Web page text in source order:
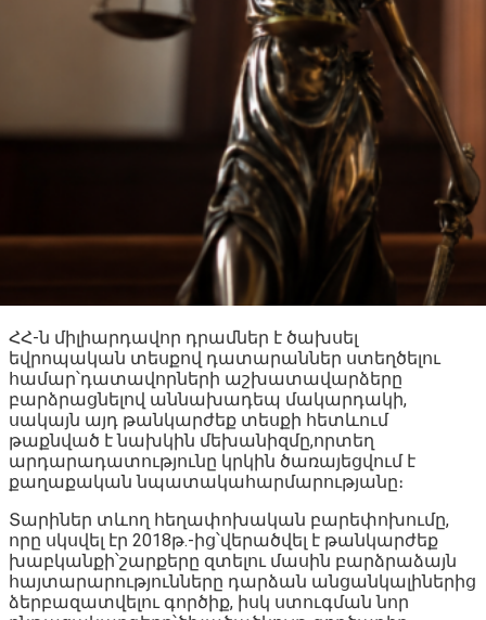
ՀՀ-ն միլիարդավոր դրամներ է ծախսել
եվրոպական տեսքով դատարաններ ստեղծելու
համար՝դատավորների աշխատավարձերը
բարձրացնելով աննախադեպ մակարդակի,
սակայն այդ թանկարժեք տեսքի հետևում
թաքնված է նախկին մեխանիզմը,որտեղ
արդարադատությունը կրկին ծառայեցվում է
քաղաքական նպատակահարմարությանը։
Տարիներ տևող հեղափոխական բարեփոխումը,
որը սկսվել էր 2018թ․-ից՝վերածվել է թանկարժեք
խաբկանքի՝շարքերը զտելու մասին բարձրաձայն
հայտարարությունները դարձան անցանկալիներից
ձերբազատվելու գործիք, իսկ ստուգման նոր